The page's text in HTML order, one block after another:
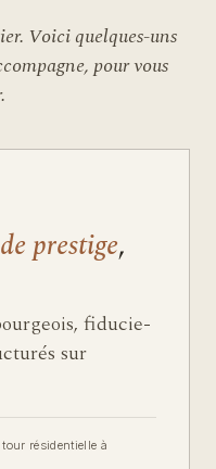
Voici quelques-uns
pour vous
prestige,
fiducie-
sur
tour résidentielle à